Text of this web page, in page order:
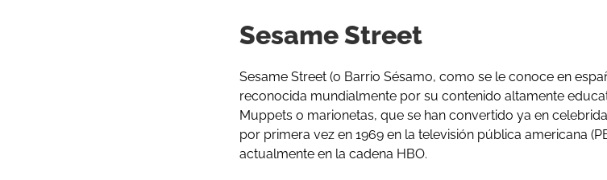
Sesame Street
Sesame Street (o Barrio Sésamo, como se le conoce en
reconocida mundialmente por su contenido altamente
Muppets o marionetas, que se han convertido ya en
por primera vez en 1969 en la televisión pública americana
actualmente en la cadena HBO.